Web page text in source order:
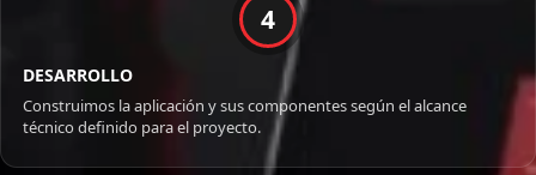
4
DESARROLLO
Construimos la aplicación y sus componentes según el alcance
técnico definido para el proyecto.